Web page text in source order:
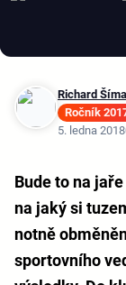
Richard Šíma
Ročník
5. ledna 2018
Bude to na
na jaký si
notně
sportovního